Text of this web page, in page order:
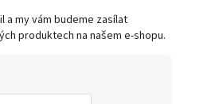
a my vám budeme zasílat
produktech na našem e-shopu.